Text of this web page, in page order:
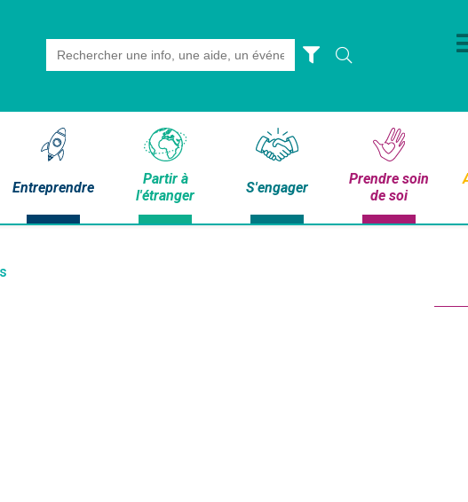
for:
Entreprendre
Partir à
l'étranger
S'engager
Prendre soin
de soi